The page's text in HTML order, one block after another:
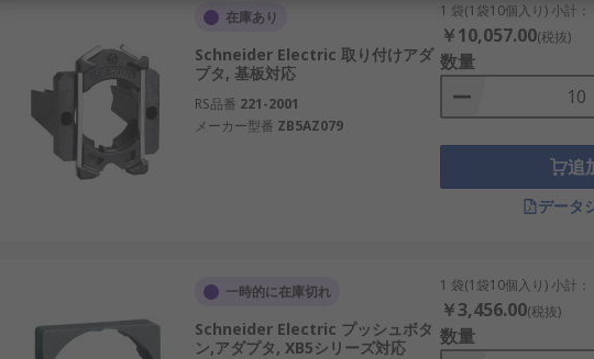
在庫あり
Schneider Electric 取り付けアダ
プタ, 基板対応
RS品番 221-2001
メーカー型番 ZB5AZ079
1 袋(1袋10個入り) 小計：
￥10,057.00(税抜)
数量
追
データ
一時的に在庫切れ
Schneider Electric プッシュボタ
ン,アダプタ, XB5シリーズ対応
1 袋(1袋10個入り) 小計：
￥3,456.00(税抜)
数量